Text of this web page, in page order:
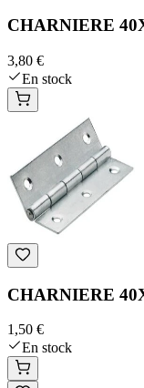
CHARNIERE
3,80 €
En stock
CHARNIERE
1,50 €
En stock